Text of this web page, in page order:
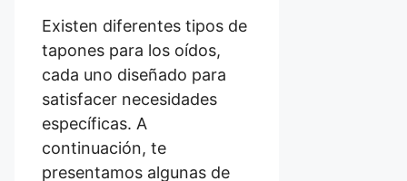
Existen diferentes tipos de
tapones para los oídos,
cada uno diseñado para
satisfacer necesidades
específicas. A
continuación, te
presentamos algunas de